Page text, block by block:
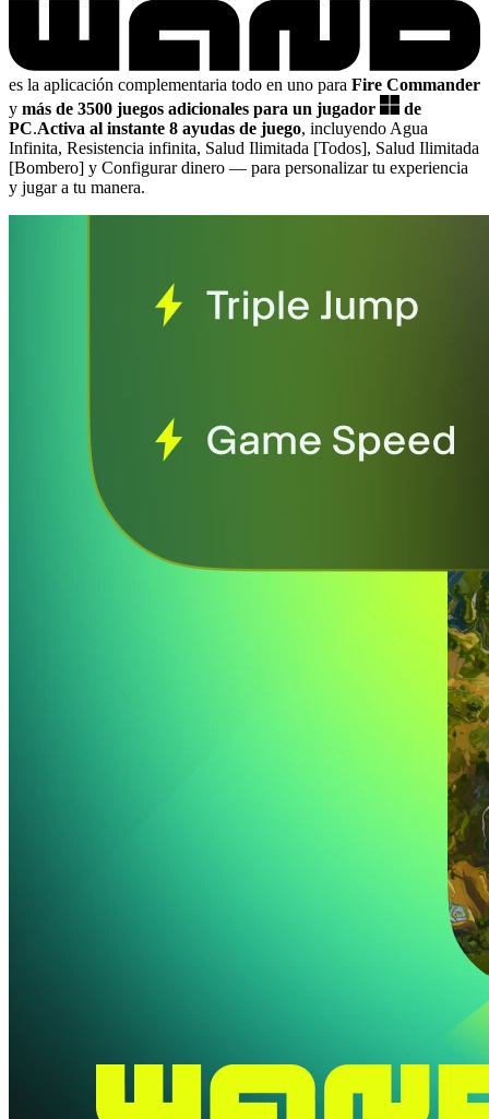
es la aplicación complementaria todo en uno para Fire Commander
y más de 3500 juegos adicionales para un jugador
de
PC.Activa al instante 8 ayudas de juego, incluyendo Agua
Infinita, Resistencia infinita, Salud Ilimitada [Todos], Salud Ilimitada
[Bombero] y Configurar dinero — para personalizar tu experiencia
y jugar a tu manera.